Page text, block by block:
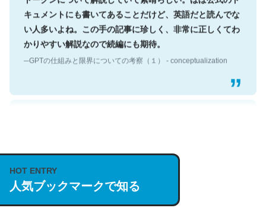
キュメントにも書いてあることだけど、英語だと読んでな
い人多いよね。この手の記事に珍しく、非常に正しくてわ
かりやすい解説なので続編にも期待。
─GPTの仕組みと限界についての考察（１） - conceptualization
https://isobe324649.hatenablog.com/entry/2023/03/27
/064121
─GPTの仕組みと限界についての考察（１） - conceptualization
HOT ENTRY
人気ブックマークで知る